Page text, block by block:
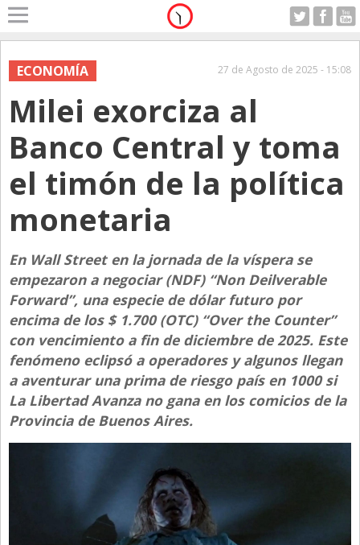
Home
A Motor
Alerta
Anticipo
Campo
Carrera & Emprendedores
Club House
Con Estilo
De Bolsillo
Diarios de Argentina
Diarios del Mundo
Directivos
Ecología y Ambiente
El Precio Que Yo Ví
Sabado 08.08.2026
ECONOMÍA 27 de Agosto de 2025 - 15:08
Milei exorciza al
Banco Central y toma
el timón de la política
monetaria
En Wall Street en la jornada de la víspera se
empezaron a negociar (NDF) “Non Deilverable
Forward”, una especie de dólar futuro por
encima de los $ 1.700 (OTC) “Over the Counter”
con vencimiento a fin de diciembre de 2025. Este
fenómeno eclipsó a operadores y algunos llegan
a aventurar una prima de riesgo país en 1000 si
La Libertad Avanza no gana en los comicios de la
Provincia de Buenos Aires.